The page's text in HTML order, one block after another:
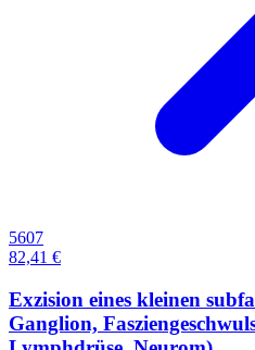
5607
82,41 €
Exzision eines kleinen
Ganglion,